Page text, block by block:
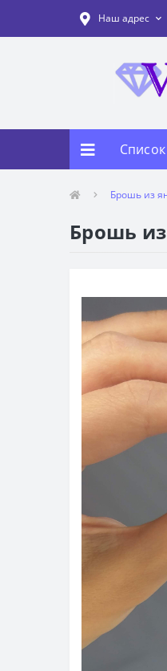
Наш адрес
Брошь из
Брошь